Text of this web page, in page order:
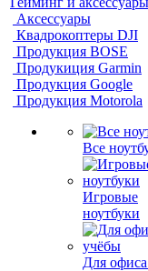
Аксессуары
Квадрокоптеры DJI
Продукция BOSE
Продукиция Garmin
Продукция Google
Продукция Motorola
Все
Игровые
ноутбуки
Для